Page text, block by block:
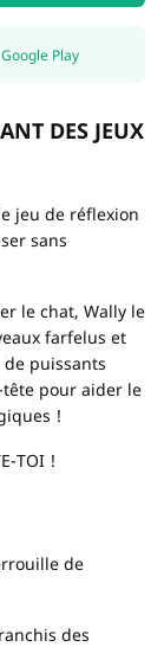
Google Play
DES JEUX
jeu de réflexion
sans
le chat, Wally le
farfelus et
puissants
tête pour aider le
!
TOI !
de
des